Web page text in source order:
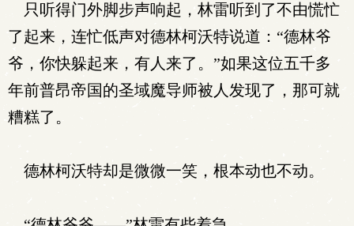
只听得门外脚步声响起，林雷听到了不由慌忙
了起来，连忙低声对德林柯沃特说道：“德林爷
爷，你快躲起来，有人来了。”如果这位五千多
年前普昂帝国的圣域魔导师被人发现了，那可就
糟糕了。
德林柯沃特却是微微一笑，根本动也不动。